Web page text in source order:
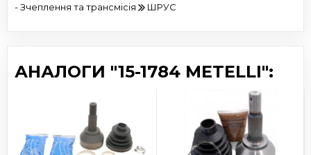
- Зчеплення та трансмісія
ШРУС
АНАЛОГИ "15-1784 METELLI":